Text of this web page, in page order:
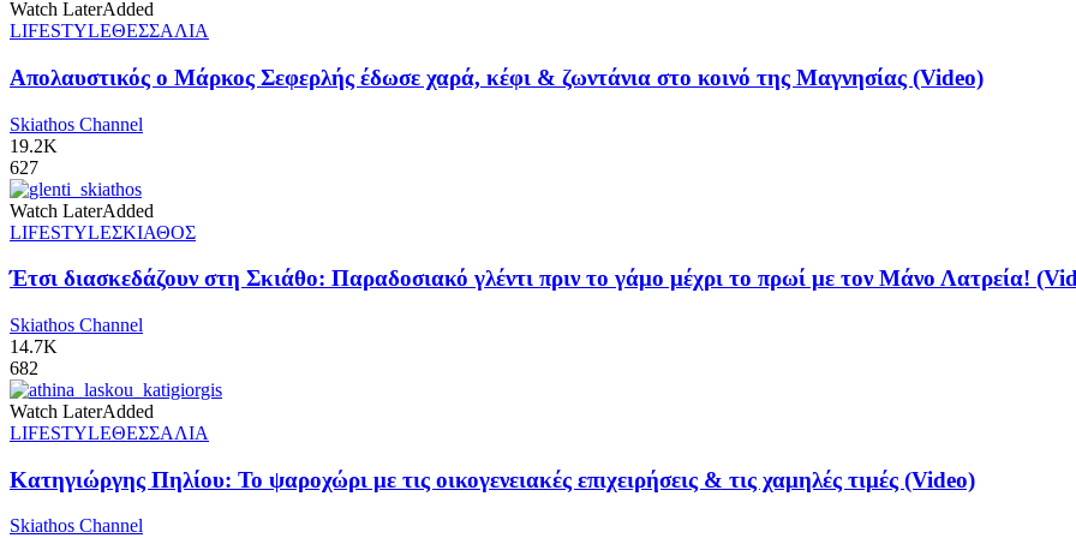
Watch LaterAdded
LIFESTYLEΘΕΣΣΑΛΙΑ
Απολαυστικός ο Μάρκος Σεφερλής έδωσε χαρά, κέφι & ζωντάνια στο κοινό της Μαγνησίας (Video)
Skiathos Channel
19.2K
627
Watch LaterAdded
LIFESTYLEΣΚΙΑΘΟΣ
Έτσι διασκεδάζουν στη Σκιάθο: Παραδοσιακό γλέντι πριν το γάμο μέχρι το πρωί με τον Μάνο Λατρεία!
Skiathos Channel
14.7K
682
Watch LaterAdded
LIFESTYLEΘΕΣΣΑΛΙΑ
Κατηγιώργης Πηλίου: Το ψαροχώρι με τις οικογενειακές επιχειρήσεις & τις χαμηλές τιμές (Video)
Skiathos Channel